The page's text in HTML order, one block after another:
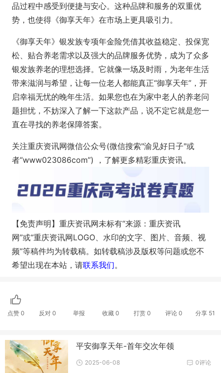
品过程中感受到便捷与安心。这种品牌和服务的双重优
势，也使得《御享天年》在市场上更具吸引力。
《御享天年》银发族专项年金险凭借其收益稳定、投保宽
松、贴合养老需求以及强大的品牌服务优势，成为了众多
银发族养老的理想选择。它就像一场及时雨，为老年生活
带来滋润与希望，让每一位老人都能真正“御享天年”，开
启幸福无忧的晚年生活。如果您也在为家中老人的养老问
题担忧，不妨深入了解一下这款产品，说不定它就是您一
直在寻找的养老保障答案。
关注重庆资讯网微信公众号(微信搜索"渝见好日子"或
者“www023086com”) ，了解更多精彩重庆资讯。
【免责声明】重庆资讯网未标有“来源：重庆资讯
网”或“重庆资讯网LOGO、水印的文字、图片、音频、视
频”等稿件均为转载稿。如转载稿涉及版权等问题或您不
希望出现在本站，请联系我们。
点赞 0 反对 0 举报 收藏 0 打赏 0 评论 0 分享 51
平安御享天年-首年交次年领
0评论
2025-06-08